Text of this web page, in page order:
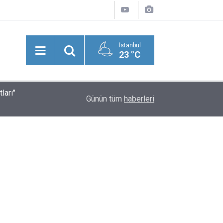
İstanbul
23 °C
Yaralılar Olduğu Bildirildi
Günün tüm haberleri